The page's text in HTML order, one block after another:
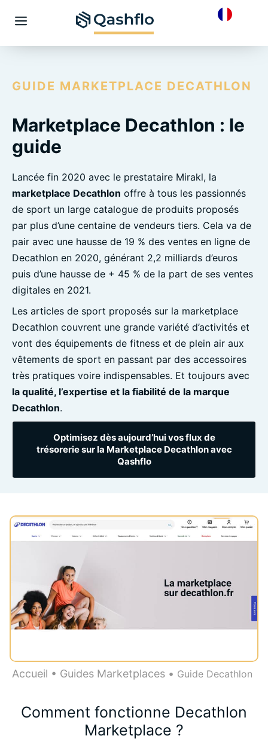
Menu
GUIDE MARKETPLACE DECATHLON
Marketplace Decathlon : le
guide
Lancée fin 2020 avec le prestataire Mirakl, la
marketplace Decathlon offre à tous les passionnés
de sport un large catalogue de produits proposés
par plus d’une centaine de vendeurs tiers. Cela va de
pair avec une hausse de 19 % des ventes en ligne de
Decathlon en 2020, générant 2,2 milliards d’euros
puis d’une hausse de + 45 % de la part de ses ventes
digitales en 2021.
Les articles de sport proposés sur la marketplace
Decathlon couvrent une grande variété d’activités et
vont des équipements de fitness et de plein air aux
vêtements de sport en passant par des accessoires
très pratiques voire indispensables. Et toujours avec
la qualité, l’expertise et la fiabilité de la marque
Decathlon.
Optimisez dès aujourd’hui vos flux de
trésorerie sur la Marketplace Decathlon avec
Qashflo
Accueil • Guides Marketplaces • Guide Decathlon
Comment fonctionne Decathlon
Marketplace ?